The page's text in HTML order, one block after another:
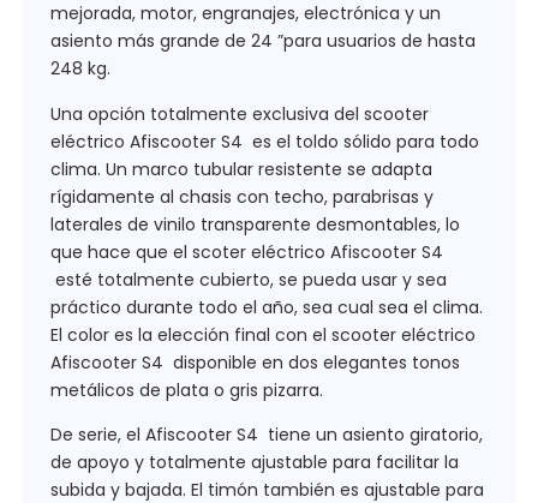
mejorada, motor, engranajes, electrónica y un
asiento más grande de 24 ”para usuarios de hasta
248 kg.
Una opción totalmente exclusiva del scooter
eléctrico Afiscooter S4 es el toldo sólido para todo
clima. Un marco tubular resistente se adapta
rígidamente al chasis con techo, parabrisas y
laterales de vinilo transparente desmontables, lo
que hace que el scoter eléctrico Afiscooter S4
esté totalmente cubierto, se pueda usar y sea
práctico durante todo el año, sea cual sea el clima.
El color es la elección final con el scooter eléctrico
Afiscooter S4 disponible en dos elegantes tonos
metálicos de plata o gris pizarra.
De serie, el Afiscooter S4 tiene un asiento giratorio,
de apoyo y totalmente ajustable para facilitar la
subida y bajada. El timón también es ajustable para